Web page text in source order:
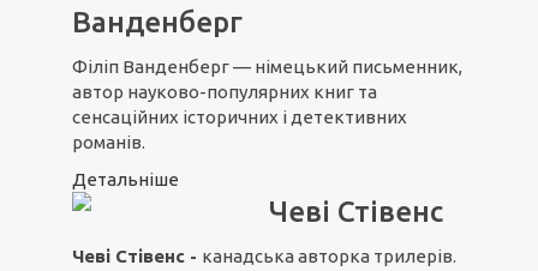
Ванденберг
Філіп Ванденберг — німецький письменник,
автор науково-популярних книг та
сенсаційних історичних і детективних
романів.
Детальніше
Чеві Стівенс
Чеві Стівенс - канадська авторка трилерів.